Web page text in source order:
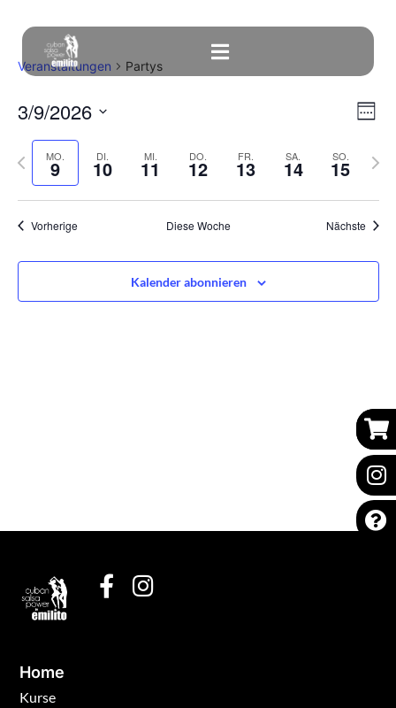
Veranstaltungen Partys
3/9/2026
Datum
auswählen.
MO.
9 DI.
10 MI.
11 DO.
12 FR.
13 SA.
14 SO.
15
Vorherige
Woche
Vorherige Diese Woche Nächste
Kalender abonnieren
Home
Kurse